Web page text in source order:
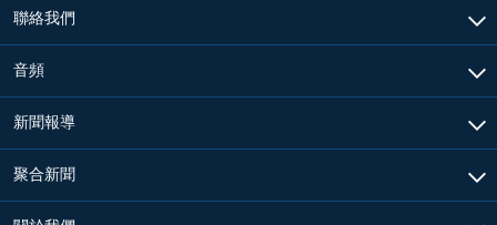
聯絡我們
音頻
新聞報導
聚合新聞